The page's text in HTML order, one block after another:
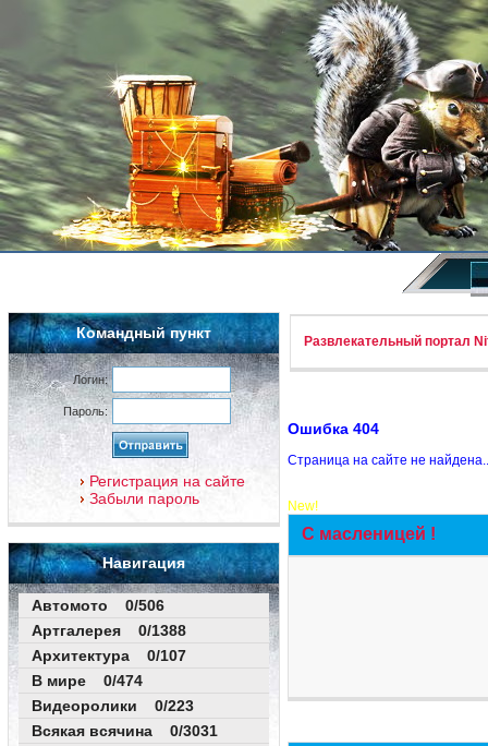
Командный пункт
Логин:
Пароль:
Регистрация на сайте
Забыли пароль
Навигация
Автомото 0/506
Артгалерея 0/1388
Архитектура 0/107
В мире 0/474
Видеоролики 0/223
Всякая всячина 0/3031
Развлекательный портал
Ошибка 404
Страница на сайте не
New!
С масленицей !